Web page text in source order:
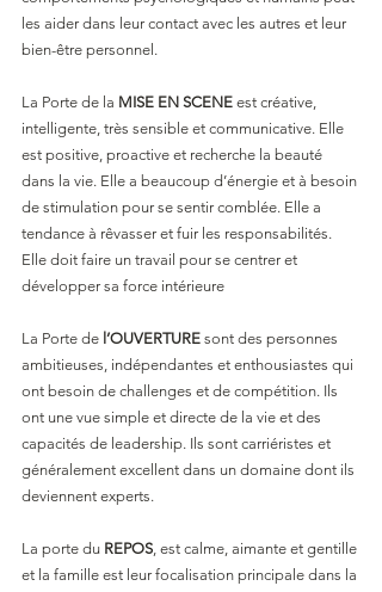
les aider dans leur contact avec les autres et leur
bien-être personnel.
La Porte de la MISE EN SCENE est créative,
intelligente, très sensible et communicative. Elle
est positive, proactive et recherche la beauté
dans la vie. Elle a beaucoup d’énergie et à besoin
de stimulation pour se sentir comblée. Elle a
tendance à rêvasser et fuir les responsabilités.
Elle doit faire un travail pour se centrer et
développer sa force intérieure
La Porte de l’OUVERTURE sont des personnes
ambitieuses, indépendantes et enthousiastes qui
ont besoin de challenges et de compétition. Ils
ont une vue simple et directe de la vie et des
capacités de leadership. Ils sont carriéristes et
généralement excellent dans un domaine dont ils
deviennent experts.
La porte du REPOS, est calme, aimante et gentille
et la famille est leur focalisation principale dans la